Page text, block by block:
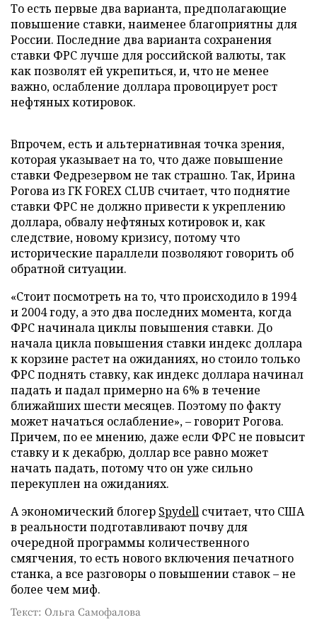
То есть первые два варианта, предполагающие
повышение ставки, наименее благоприятны для
России. Последние два варианта сохранения
ставки ФРС лучше для российской валюты, так
как позволят ей укрепиться, и, что не менее
важно, ослабление доллара провоцирует рост
нефтяных котировок.
Впрочем, есть и альтернативная точка зрения,
которая указывает на то, что даже повышение
ставки Федрезервом не так страшно. Так, Ирина
Рогова из ГК FOREX CLUB считает, что поднятие
ставки ФРС не должно привести к укреплению
доллара, обвалу нефтяных котировок и, как
следствие, новому кризису, потому что
исторические параллели позволяют говорить об
обратной ситуации.
«Стоит посмотреть на то, что происходило в 1994
и 2004 году, а это два последних момента, когда
ФРС начинала циклы повышения ставки. До
начала цикла повышения ставки индекс доллара
к корзине растет на ожиданиях, но стоило только
ФРС поднять ставку, как индекс доллара начинал
падать и падал примерно на 6% в течение
ближайших шести месяцев. Поэтому по факту
может начаться ослабление», – говорит Рогова.
Причем, по ее мнению, даже если ФРС не повысит
ставку и к декабрю, доллар все равно может
начать падать, потому что он уже сильно
перекуплен на ожиданиях.
А экономический блогер Spydell считает, что США
в реальности подготавливают почву для
очередной программы количественного
смягчения, то есть нового включения печатного
станка, а все разговоры о повышении ставок – не
более чем миф.
Текст: Ольга Самофалова